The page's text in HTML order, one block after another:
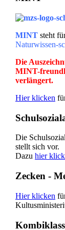
MINT steht
Naturwissen-
Die
MINT-
verlängert.
Hier klicken
Die
stellt sich vor.
Dazu hier
Zecken -
Hier klicken